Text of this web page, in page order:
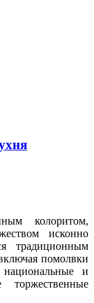
колоритом,
исконно
традиционным
помолвки
и
торжественные